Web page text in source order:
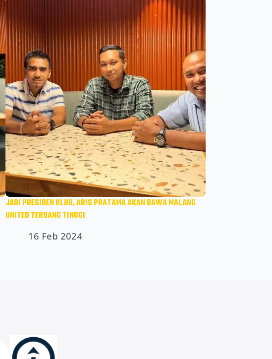
JADI PRESIDEN KLUB, ARIS PRATAMA AKAN BAWA MALANG
UNITED TERBANG TINGGI
16 Feb 2024